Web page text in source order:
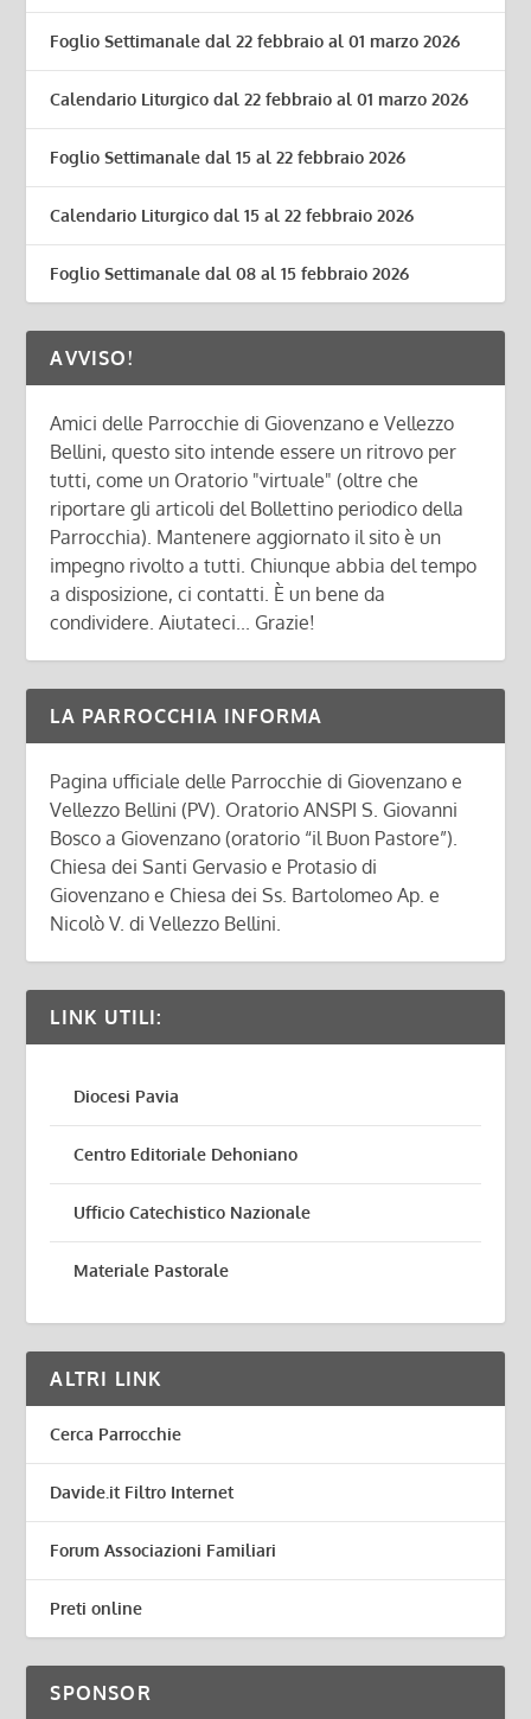
Foglio Settimanale dal 22 febbraio al 01 marzo 2026
Calendario Liturgico dal 22 febbraio al 01 marzo 2026
Foglio Settimanale dal 15 al 22 febbraio 2026
Calendario Liturgico dal 15 al 22 febbraio 2026
Foglio Settimanale dal 08 al 15 febbraio 2026
AVVISO!
Amici delle Parrocchie di Giovenzano e Vellezzo
Bellini, questo sito intende essere un ritrovo per
tutti, come un Oratorio "virtuale" (oltre che
riportare gli articoli del Bollettino periodico della
Parrocchia). Mantenere aggiornato il sito è un
impegno rivolto a tutti. Chiunque abbia del tempo
a disposizione, ci contatti. È un bene da
condividere. Aiutateci... Grazie!
LA PARROCCHIA INFORMA
Pagina ufficiale delle Parrocchie di Giovenzano e
Vellezzo Bellini (PV). Oratorio ANSPI S. Giovanni
Bosco a Giovenzano (oratorio “il Buon Pastore”).
Chiesa dei Santi Gervasio e Protasio di
Giovenzano e Chiesa dei Ss. Bartolomeo Ap. e
Nicolò V. di Vellezzo Bellini.
LINK UTILI:
Diocesi Pavia
Centro Editoriale Dehoniano
Ufficio Catechistico Nazionale
Materiale Pastorale
ALTRI LINK
Cerca Parrocchie
Davide.it Filtro Internet
Forum Associazioni Familiari
Preti online
SPONSOR